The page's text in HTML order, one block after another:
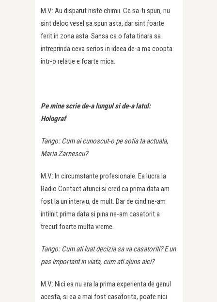
M.V.: Au disparut niste chimii. Ce sa-ti spun, nu
sint deloc vesel sa spun asta, dar sint foarte
ferit in zona asta. Sansa ca o fata tinara sa
intreprinda ceva serios in ideea de-a ma coopta
intr-o relatie e foarte mica.
Pe mine scrie de-a lungul si de-a latul:
Holograf
Tango: Cum ai cunoscut-o pe sotia ta actuala,
Maria Zarnescu?
M.V.: In circumstante profesionale. Ea lucra la
Radio Contact atunci si cred ca prima data am
fost la un interviu, de mult. Dar de cind ne-am
intilnit prima data si pina ne-am casatorit a
trecut foarte multa vreme.
Tango: Cum ati luat decizia sa va casatoriti? E un
pas important in viata, cum ati ajuns aici?
M.V.: Nici ea nu era la prima experienta de genul
acesta, si ea a mai fost casatorita, poate nici